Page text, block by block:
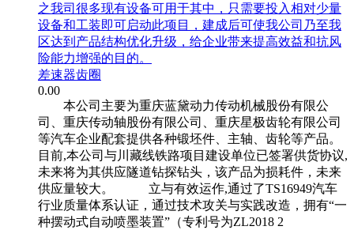
之我司很多现有设备可用于其中，只需要投入相对少量
设备和工装即可启动此项目，建成后可使我公司乃至我
区达到产品结构优化升级，给企业带来提高效益和抗风
险能力增强的目的。
差速器齿圈
0.00
本公司主要为重庆蓝黛动力传动机械股份有限公
司、重庆传动轴股份有限公司、重庆星极齿轮有限公司
等汽车企业配套提供各种锻坯件、主轴、齿轮等产品。
目前,本公司与川藏线铁路项目建设单位已签署供货协议,
未来将为其供应隧道钻探钻头，该产品为损耗件，未来
供应量较大。 立与有效运作,通过了TS16949汽车
行业质量体系认证，通过技术攻关与实践改造，拥有“一
种摆动式自动喷墨装置”（专利号为ZL2018 2